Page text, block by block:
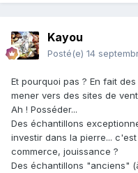
Kayou
Posté(e) 14
Et pourquoi pas ? En fait
mener vers des sites de
Ah ! Posséder...
Des échantillons
investir dans la pierre...
commerce, jouissance ?
Des échantillons "anciens"